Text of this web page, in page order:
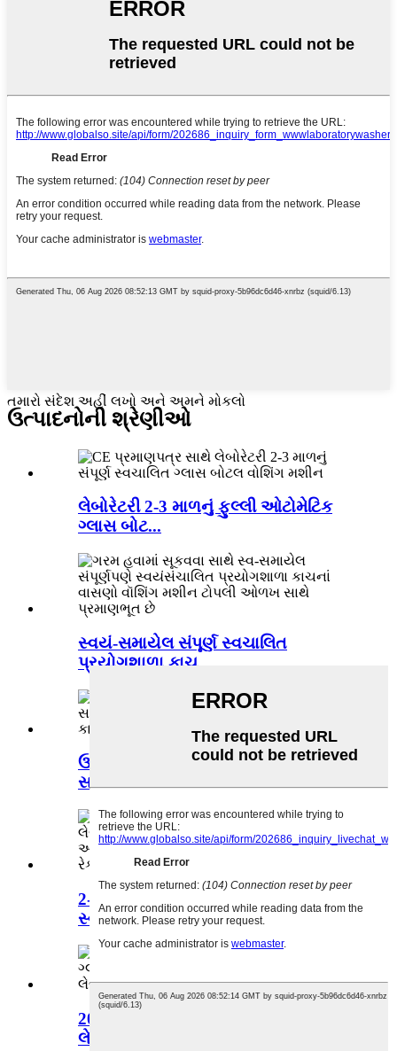
તમારો સંદેશ અહીં લખો અને અમને મોકલો
ઉત્પાદનોની શ્રેણીઓ
લેબોરેટરી 2-3 માળનું ફુલ્લી ઓટોમેટિક
ગ્લાસ બોટ...
સ્વયં-સમાયેલ સંપૂર્ણ સ્વચાલિત
પ્રયોગશાળા કાચ...
ઉચ્ચ ગુણવત્તા અને ખર્ચ-અસરકારક સ્વ-
સમાયેલ ...
2-3 સ્તરો ફ્રીસ્ટેન્ડિંગ સંપૂર્ણપણે
સ્વચાલિત લેબોરેટ...
202L 2-3 લેયર સંપૂર્ણપણે સ્વચાલિત
લેબોરેટરી ગ્લાસ...